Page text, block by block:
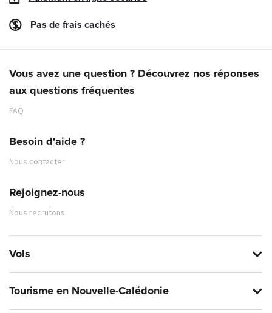
Pas de frais cachés
Vous avez une question ? Découvrez nos réponses
aux questions fréquentes
FAQ
Besoin d'aide ?
Nous contacter
Rejoignez-nous
Nous recrutons
Vols
Tourisme en Nouvelle-Calédonie